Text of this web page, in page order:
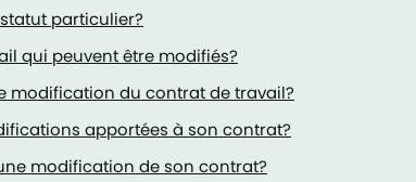
particulier?
qui peuvent être modifiés?
modification du contrat de travail?
apportées à son contrat?
modification de son contrat?